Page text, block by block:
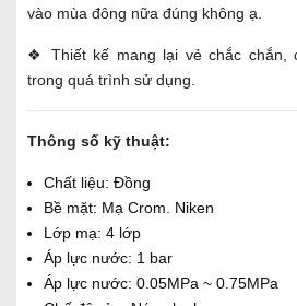
vào mùa đông nữa đúng không ạ.
❖ Thiết kế mang lại vẻ chắc chắn,
trong quá trình sử dụng.
Thông số kỹ thuật:
Chất liệu: Đồng
Bề mặt: Mạ Crom. Niken
Lớp mạ: 4 lớp
Áp lực nước: 1 bar
Áp lực nước: 0.05MPa ~ 0.75MPa